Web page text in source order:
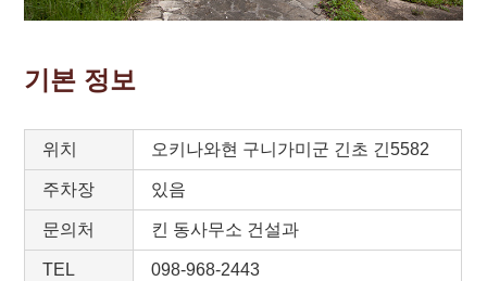
기본 정보
위치 오키나와현 구니가미군 긴초 긴5582
주차장 있음
문의처 킨 동사무소 건설과
TEL 098-968-2443